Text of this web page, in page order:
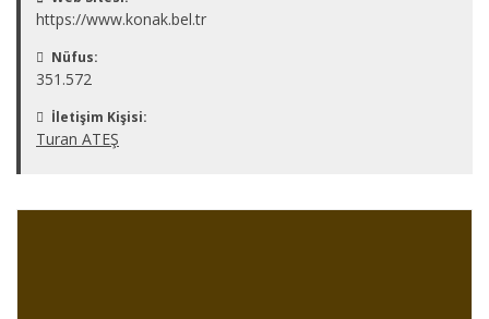
https://www.konak.bel.tr
Nüfus:
351.572
İletişim Kişisi:
Turan ATEŞ